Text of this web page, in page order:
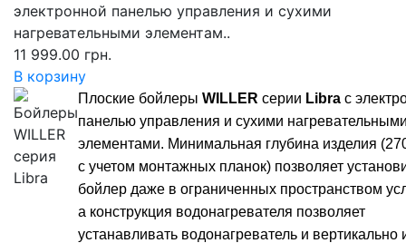
электронной панелью управления и сухими
нагревательными элементам..
11 999.00 грн.
В корзину
Плоские бойлеры WILLER серии Libra с
панелью управления и сухими
элементами. Минимальная глубина изделия
с учетом монтажных планок) позволяет
бойлер даже в ограниченных пространством
а конструкция водонагревателя позволяет
устанавливать водонагреватель и вертикально